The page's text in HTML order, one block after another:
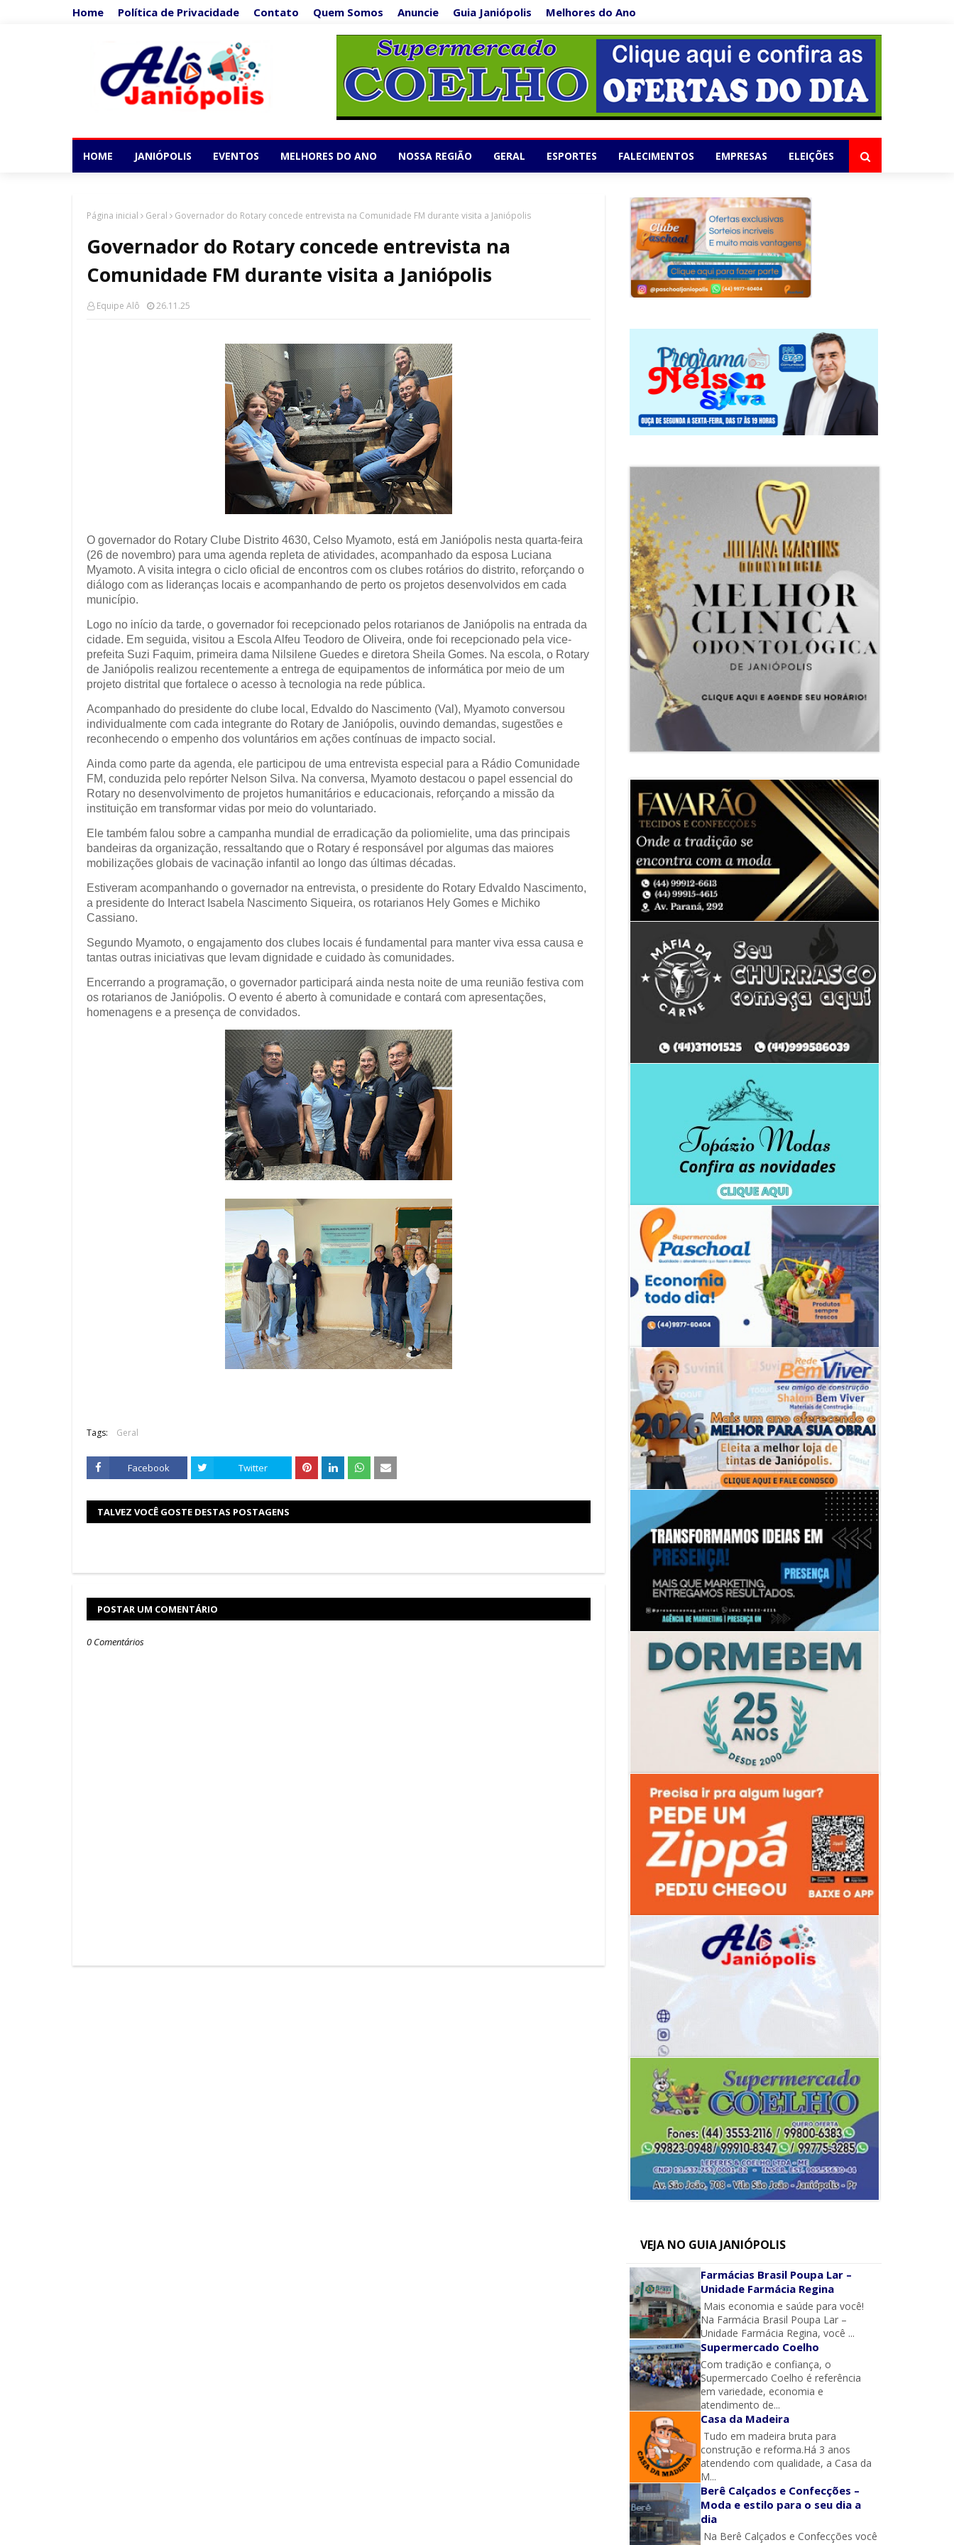
Home Política de Privacidade Contato Quem Somos Anuncie Guia Janiópolis Melhores do Ano
HOME JANIÓPOLIS EVENTOS MELHORES DO ANO NOSSA REGIÃO GERAL ESPORTES FALECIMENTOS EMPRESAS ELEIÇÕES
Página inicial Geral Governador do Rotary concede entrevista na Comunidade FM durante visita a Janiópolis
Governador do Rotary concede entrevista na
Comunidade FM durante visita a Janiópolis
Equipe Alô 26.11.25
O governador do Rotary Clube Distrito 4630, Celso Myamoto, está em Janiópolis nesta quarta-feira
(26 de novembro) para uma agenda repleta de atividades, acompanhado da esposa Luciana
Myamoto. A visita integra o ciclo oficial de encontros com os clubes rotários do distrito, reforçando o
diálogo com as lideranças locais e acompanhando de perto os projetos desenvolvidos em cada
município.
Logo no início da tarde, o governador foi recepcionado pelos rotarianos de Janiópolis na entrada da
cidade. Em seguida, visitou a Escola Alfeu Teodoro de Oliveira, onde foi recepcionado pela vice-
prefeita Suzi Faquim, primeira dama Nilsilene Guedes e diretora Sheila Gomes. Na escola, o Rotary
de Janiópolis realizou recentemente a entrega de equipamentos de informática por meio de um
projeto distrital que fortalece o acesso à tecnologia na rede pública.
Acompanhado do presidente do clube local, Edvaldo do Nascimento (Val), Myamoto conversou
individualmente com cada integrante do Rotary de Janiópolis, ouvindo demandas, sugestões e
reconhecendo o empenho dos voluntários em ações contínuas de impacto social.
Ainda como parte da agenda, ele participou de uma entrevista especial para a Rádio Comunidade
FM, conduzida pelo repórter Nelson Silva. Na conversa, Myamoto destacou o papel essencial do
Rotary no desenvolvimento de projetos humanitários e educacionais, reforçando a missão da
instituição em transformar vidas por meio do voluntariado.
Ele também falou sobre a campanha mundial de erradicação da poliomielite, uma das principais
bandeiras da organização, ressaltando que o Rotary é responsável por algumas das maiores
mobilizações globais de vacinação infantil ao longo das últimas décadas.
Estiveram acompanhando o governador na entrevista, o presidente do Rotary Edvaldo Nascimento,
a presidente do Interact Isabela Nascimento Siqueira, os rotarianos Hely Gomes e Michiko
Cassiano.
Segundo Myamoto, o engajamento dos clubes locais é fundamental para manter viva essa causa e
tantas outras iniciativas que levam dignidade e cuidado às comunidades.
Encerrando a programação, o governador participará ainda nesta noite de uma reunião festiva com
os rotarianos de Janiópolis. O evento é aberto à comunidade e contará com apresentações,
homenagens e a presença de convidados.
Tags: Geral
Facebook Twitter
TALVEZ VOCÊ GOSTE DESTAS POSTAGENS
POSTAR UM COMENTÁRIO
0 Comentários
VEJA NO GUIA JANIÓPOLIS
Farmácias Brasil Poupa Lar –
Unidade Farmácia Regina
Mais economia e saúde para você!
Na Farmácia Brasil Poupa Lar –
Unidade Farmácia Regina, você ...
Supermercado Coelho
Com tradição e confiança, o
Supermercado Coelho é referência
em variedade, economia e
atendimento de...
Casa da Madeira
Tudo em madeira bruta para
construção e reforma.Há 3 anos
atendendo com qualidade, a Casa da
M...
Berê Calçados e Confecções –
Moda e estilo para o seu dia a
dia
Na Berê Calçados e Confecções você